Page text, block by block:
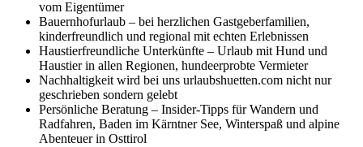
vom Eigentümer
Bauernhofurlaub – bei herzlichen Gastgeberfamilien,
kinderfreundlich und regional mit echten Erlebnissen
Haustierfreundliche Unterkünfte – Urlaub mit Hund und
Haustier in allen Regionen, hundeerprobte Vermieter
Nachhaltigkeit wird bei uns urlaubshuetten.com nicht nur
geschrieben sondern gelebt
Persönliche Beratung – Insider-Tipps für Wandern und
Radfahren, Baden im Kärntner See, Winterspaß und alpine
Abenteuer in Osttirol